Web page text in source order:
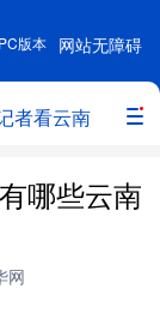
网站无障碍
PC版本
者看云南 政务
本网原创
哪些云南
网